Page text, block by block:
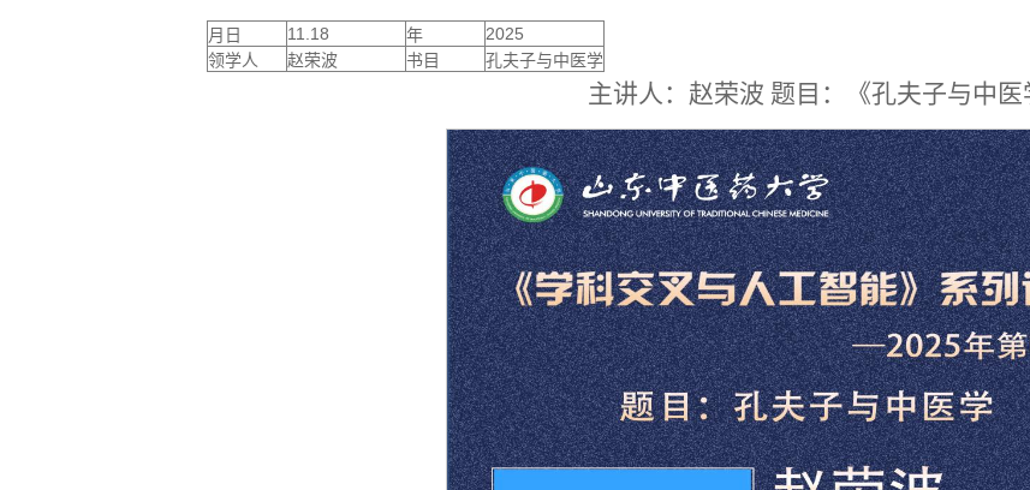
月日 11.18 年
2025
领学人
赵荣波 书目 孔夫子与中医学
主讲人：赵荣波 题目：《孔夫子与中医